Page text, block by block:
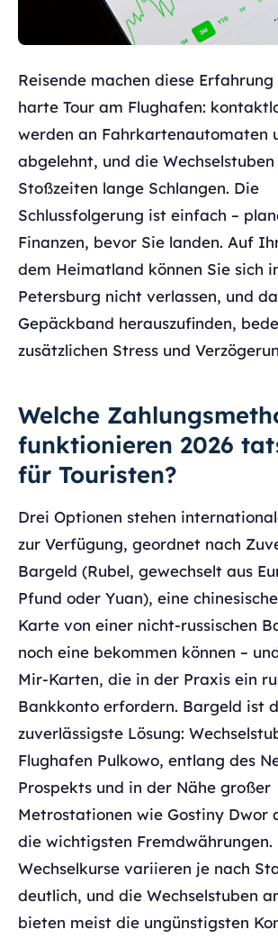
Reisende machen diese
harte Tour am Flughafen:
werden an Fahrkartenautomaten
abgelehnt, und die Wechselstuben
Stoßzeiten lange Schlangen. Die
Schlussfolgerung ist einfach –
Finanzen, bevor Sie landen. Auf
dem Heimatland können Sie sich
Petersburg nicht verlassen, und
Gepäckband herauszufinden,
zusätzlichen Stress und
Welche
funktionieren 2026
für Touristen?
Drei Optionen stehen
zur Verfügung, geordnet nach
Bargeld (Rubel, gewechselt aus
Pfund oder Yuan), eine
Karte von einer nicht-russischen
noch eine bekommen können –
Mir-Karten, die in der Praxis ein
Bankkonto erfordern. Bargeld ist
zuverlässigste Lösung:
Flughafen Pulkowo, entlang des
Prospekts und in der Nähe großer
Metrostationen wie Gostiny Dwor
die wichtigsten Fremdwährungen.
Wechselkurse variieren je nach
deutlich, und die Wechselstuben
bieten meist die ungünstigsten